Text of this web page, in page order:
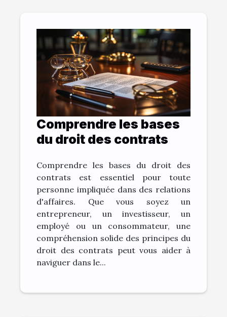
Comprendre les bases
du droit des contrats
Comprendre les bases du droit des
contrats est essentiel pour toute
personne impliquée dans des relations
d'affaires. Que vous soyez un
entrepreneur, un investisseur, un
employé ou un consommateur, une
compréhension solide des principes du
droit des contrats peut vous aider à
naviguer dans le...